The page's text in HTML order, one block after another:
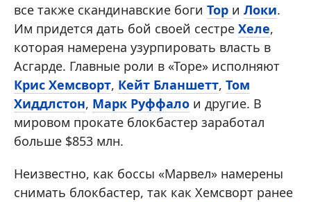
все также скандинавские боги Тор и Локи.
Им придется дать бой своей сестре Хеле,
которая намерена узурпировать власть в
Асгарде. Главные роли в «Торе» исполняют
Крис Хемсворт, Кейт Бланшетт, Том
Хиддлстон, Марк Руффало и другие. В
мировом прокате блокбастер заработал
больше $853 млн.
Неизвестно, как боссы «Марвел» намерены
снимать блокбастер, так как Хемсворт ранее